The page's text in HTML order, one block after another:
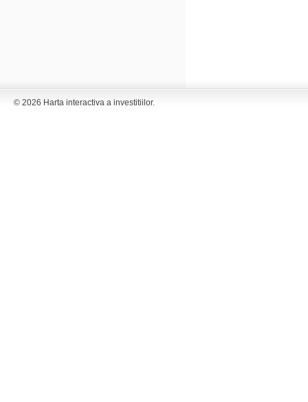
© 2026 Harta interactiva a investitiilor.